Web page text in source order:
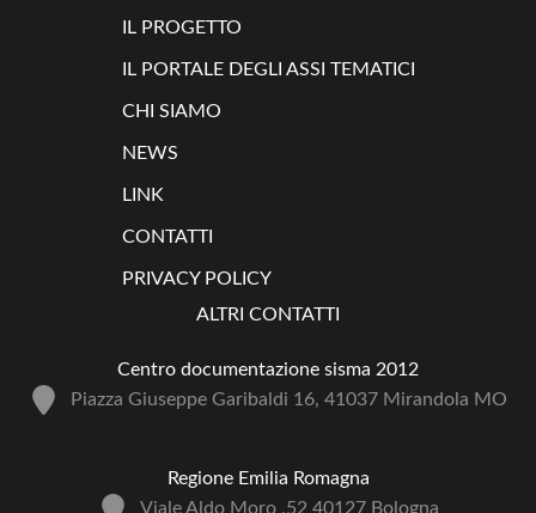
IL PROGETTO
IL PORTALE DEGLI ASSI TEMATICI
CHI SIAMO
NEWS
LINK
CONTATTI
PRIVACY POLICY
ALTRI CONTATTI
Centro documentazione sisma 2012
Piazza Giuseppe Garibaldi 16, 41037 Mirandola MO
Regione Emilia Romagna
Viale Aldo Moro ,52 40127 Bologna